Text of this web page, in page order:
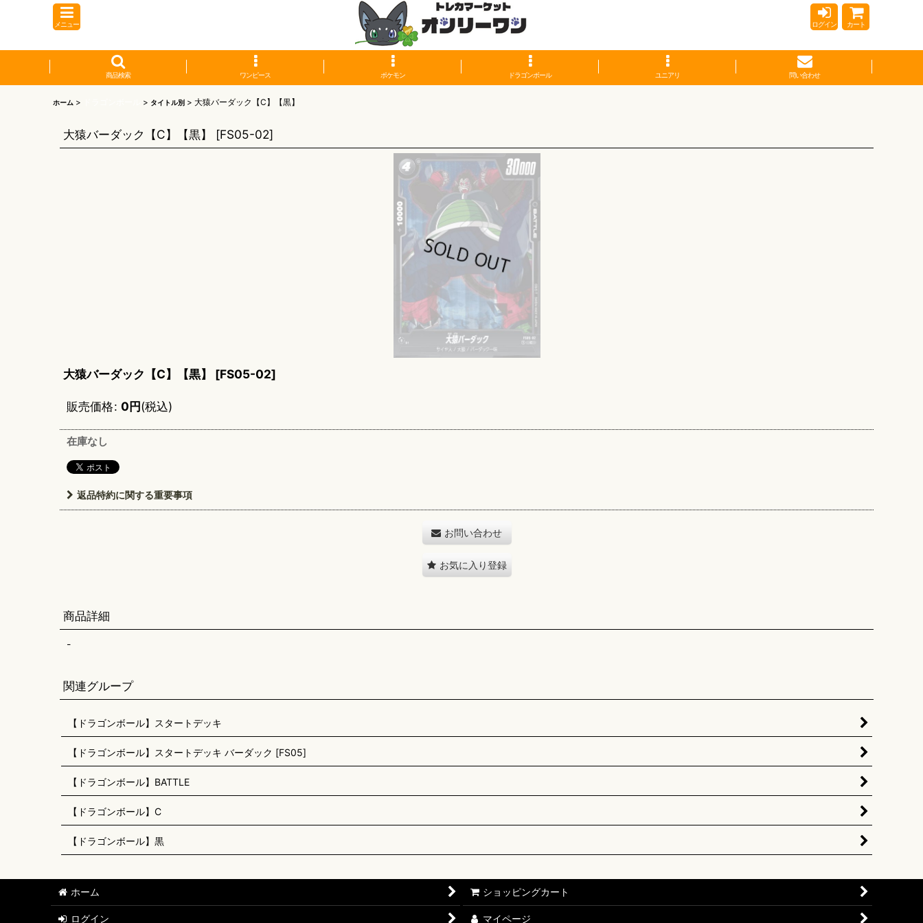
メニュー ログイン カート
商品検索 ワンピース ポケモン ドラゴンボール ユニアリ 問い合わせ
ホーム > > タイトル別 > 大猿バーダック【C】【黒】
大猿バーダック【C】【黒】 [FS05-02]
大猿バーダック【C】【黒】 [FS05-02]
販売価格: 0円(税込)
在庫なし
返品特約に関する重要事項
お問い合わせ
お気に入り登録
商品詳細
-
関連グループ
【ドラゴンボール】スタートデッキ
【ドラゴンボール】スタートデッキ バーダック [FS05]
【ドラゴンボール】BATTLE
【ドラゴンボール】C
【ドラゴンボール】黒
ホーム ショッピングカート
ログイン マイページ